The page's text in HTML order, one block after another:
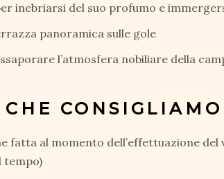
inebriarsi del suo profumo e
panoramica sulle gole
l’atmosfera nobiliare della
CONSIGLIAMO
fatta al momento dell’effettuazione del
tempo)